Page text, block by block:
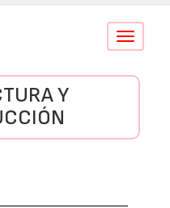
Conmutar
Y